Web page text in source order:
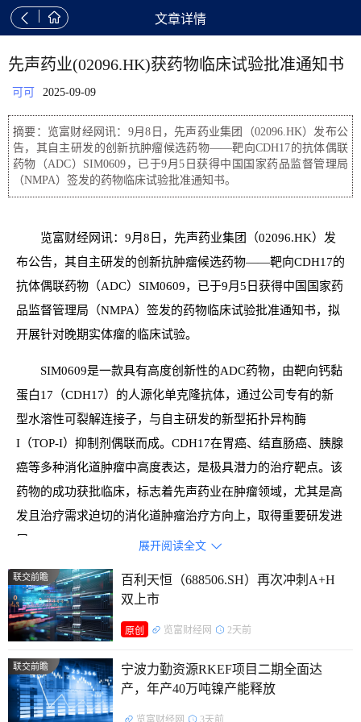
  文章详情
先声药业(02096.HK)获药物临床试验批准通知书
可可 2025-09-09
摘要：览富财经网讯：9月8日，先声药业集团（02096.HK）发布公
告，其自主研发的创新抗肿瘤候选药物——靶向CDH17的抗体偶联
药物（ADC）SIM0609，已于9月5日获得中国国家药品监督管理局
（NMPA）签发的药物临床试验批准通知书。
览富财经网讯：9月8日，先声药业集团（02096.HK）发
布公告，其自主研发的创新抗肿瘤候选药物——靶向CDH17的
抗体偶联药物（ADC）SIM0609，已于9月5日获得中国国家药
品监督管理局（NMPA）签发的药物临床试验批准通知书，拟
开展针对晚期实体瘤的临床试验。
SIM0609是一款具有高度创新性的ADC药物，由靶向钙黏
蛋白17（CDH17）的人源化单克隆抗体，通过公司专有的新
型水溶性可裂解连接子，与自主研发的新型拓扑异构酶
I（TOP-I）抑制剂偶联而成。CDH17在胃癌、结直肠癌、胰腺
癌等多种消化道肿瘤中高度表达，是极具潜力的治疗靶点。该
药物的成功获批临床，标志着先声药业在肿瘤领域，尤其是高
发且治疗需求迫切的消化道肿瘤治疗方向上，取得重要研发进
展。
据了解，先声药业集团是一家创新与研发驱动的制药公
司，建设有“神经与肿瘤药物研发全国重点实验室”。公司聚焦
神经科学、抗肿瘤、自身免疫及抗感染领域，同时积极前瞻性
业使命。公司以自主研发及协同创新双轮驱动，与多家创新企
业、科研院校建立战略合作伙伴关系。
展开阅读全文 
联交前瞻
百利天恒（688506.SH）再次冲刺A+H
双上市
原创 览富财经网 2天前
联交前瞻
宁波力勤资源RKEF项目二期全面达
产，年产40万吨镍产能释放
览富财经网 3天前